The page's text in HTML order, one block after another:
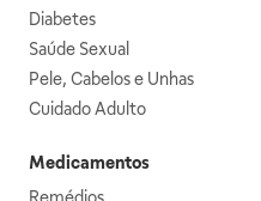
Diabetes
Saúde Sexual
Pele, Cabelos e Unhas
Cuidado Adulto
Medicamentos